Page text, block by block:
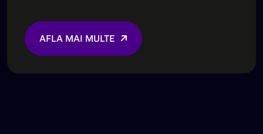
AFLA MAI MULTE